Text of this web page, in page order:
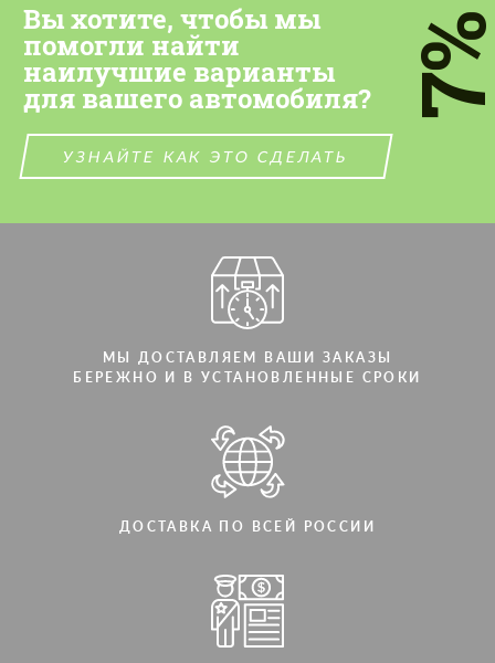
Вы хотите, чтобы мы
помогли найти
наилучшие варианты
для вашего автомобиля?
УЗНАЙТЕ КАК ЭТО СДЕЛАТЬ
МЫ ДОСТАВЛЯЕМ ВАШИ ЗАКАЗЫ
БЕРЕЖНО И В УСТАНОВЛЕННЫЕ СРОКИ
ДОСТАВКА ПО ВСЕЙ РОССИИ